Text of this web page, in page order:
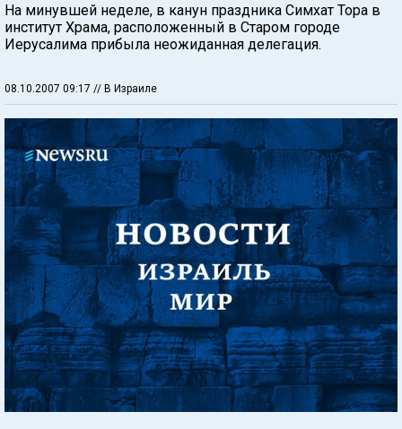
На минувшей неделе, в канун праздника Симхат Тора в
институт Храма, расположенный в Старом городе
Иерусалима прибыла неожиданная делегация.
08.10.2007 09:17 // В Израиле